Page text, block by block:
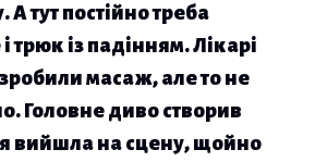
тут постійно треба
трюк із падінням. Лікарі
масаж, але то не
Головне диво створив
вийшла на сцену, щойно